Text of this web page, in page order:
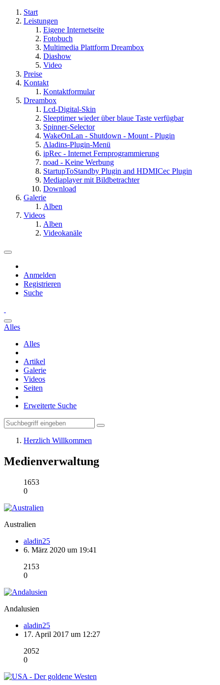
Start
Leistungen
Eigene Internetseite
Fotobuch
Multimedia Plattform Dreambox
Diashow
Video
Preise
Kontakt
Kontaktformular
Dreambox
Lcd-Digital-Skin
Sleeptimer wieder über blaue Taste verfügbar
Spinner-Selector
WakeOnLan - Shutdown - Mount - Plugin
Aladins-Plugin-Menü
ipRec - Internet Fernprogrammierung
noad - Keine Werbung
StartupToStandby Plugin and HDMICec Plugin
Mediaplayer mit Bildbetrachter
Download
Galerie
Alben
Videos
Alben
Videokanäle
Anmelden
Registrieren
Suche
Alles
Alles
Artikel
Galerie
Videos
Seiten
Erweiterte Suche
Herzlich Willkommen
Medienverwaltung
1653
0
Australien
aladin25
6. März 2020 um 19:41
2153
0
Andalusien
aladin25
17. April 2017 um 12:27
2052
0